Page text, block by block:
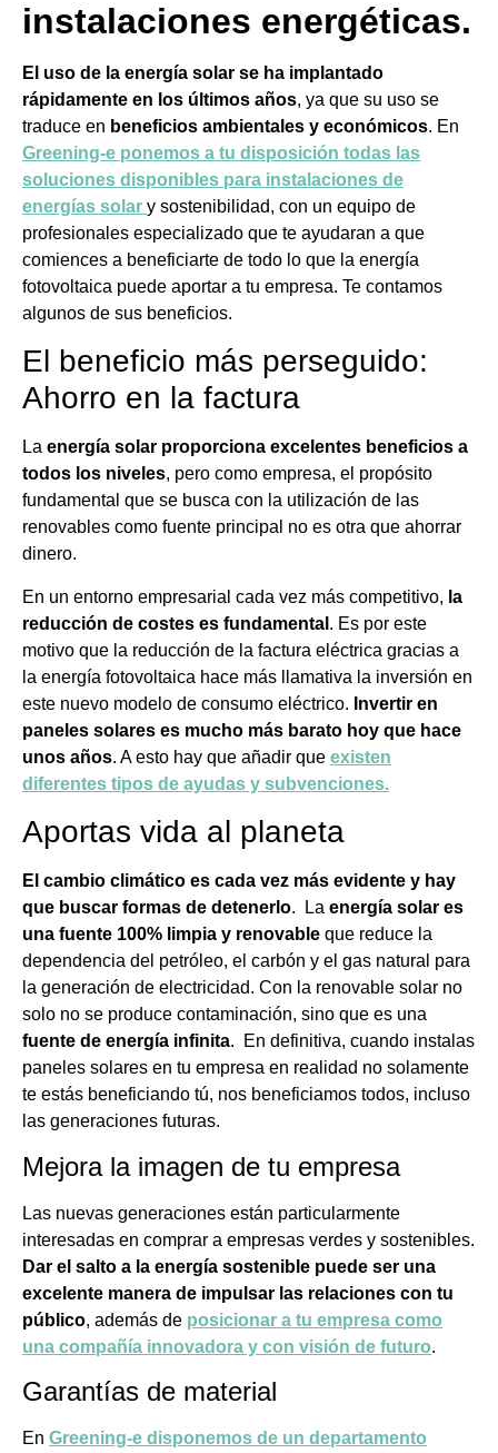
instalaciones energéticas.
El uso de la energía solar se ha implantado
rápidamente en los últimos años, ya que su uso se
traduce en beneficios ambientales y económicos. En
Greening-e ponemos a tu disposición todas las
soluciones disponibles para instalaciones de
energías solar y sostenibilidad, con un equipo de
profesionales especializado que te ayudaran a que
comiences a beneficiarte de todo lo que la energía
fotovoltaica puede aportar a tu empresa. Te contamos
algunos de sus beneficios.
El beneficio más perseguido:
Ahorro en la factura
La energía solar proporciona excelentes beneficios a
todos los niveles, pero como empresa, el propósito
fundamental que se busca con la utilización de las
renovables como fuente principal no es otra que ahorrar
dinero.
En un entorno empresarial cada vez más competitivo, la
reducción de costes es fundamental . Es por este
motivo que la reducción de la factura eléctrica gracias a
la energía fotovoltaica hace más llamativa la inversión en
este nuevo modelo de consumo eléctrico. Invertir en
paneles solares es mucho más barato hoy que hace
unos años. A esto hay que añadir que existen
diferentes tipos de ayudas y subvenciones.
Aportas vida al planeta
El cambio climático es cada vez más evidente y hay
que buscar formas de detenerlo. La energía solar es
una fuente 100% limpia y renovable que reduce la
dependencia del petróleo, el carbón y el gas natural para
la generación de electricidad. Con la renovable solar no
solo no se produce contaminación, sino que es una
fuente de energía infinita. En definitiva, cuando instalas
paneles solares en tu empresa en realidad no solamente
te estás beneficiando tú, nos beneficiamos todos, incluso
las generaciones futuras.
Mejora la imagen de tu empresa
Las nuevas generaciones están particularmente
interesadas en comprar a empresas verdes y sostenibles.
Dar el salto a la energía sostenible puede ser una
excelente manera de impulsar las relaciones con tu
público, además de posicionar a tu empresa como
una compañía innovadora y con visión de futuro.
Garantías de material
En Greening-e disponemos de un departamento